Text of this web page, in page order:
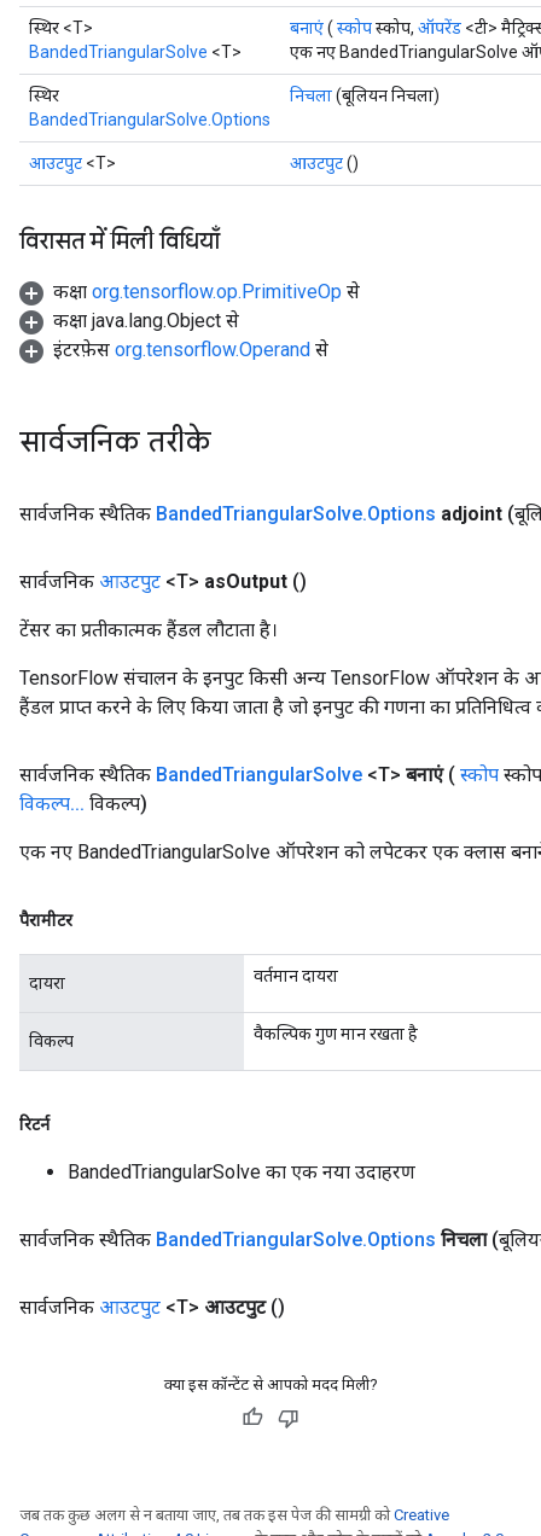
स्थिर <T>
BandedTriangularSolve <T>
बनाएं( स्कोपस्कोप, ऑपरेंड <टी>
एक नए BandedTriangularSolve
स्थिर
BandedTriangularSolve.Options
निचला(बूलियन निचला)
आउटपुट <T> आउटपुट()
विरासत में मिली विधियाँ
कक्षा org.tensorflow.op.PrimitiveOp से
कक्षा java.lang.Object से
इंटरफ़ेस org.tensorflow.Operand से
सार्वजनिक तरीके
सार्वजनिक स्थैतिक BandedTriangularSolve.Options adjoint
सार्वजनिक आउटपुट <T> asOutput ()
टेंसर का प्रतीकात्मक हैंडल लौटाता है।
TensorFlow संचालन के इनपुट किसी अन्य TensorFlow ऑपरेशन के
हैंडल प्राप्त करने के लिए किया जाता है जो इनपुट की गणना का प्रतिनिधित्व
सार्वजनिक स्थैतिक BandedTriangularSolve <T> बनाएं ( स्कोप स्कोप
विकल्प... विकल्प)
एक नए BandedTriangularSolve ऑपरेशन को लपेटकर एक क्लास बनाने
पैरामीटर
दायरा वर्तमान दायरा
विकल्प वैकल्पिक गुण मान रखता है
रिटर्न
BandedTriangularSolve का एक नया उदाहरण
सार्वजनिक स्थैतिक BandedTriangularSolve.Options निचला
सार्वजनिक आउटपुट <T> आउटपुट ()
क्या इस कॉन्टेंट से आपको मदद मिली?
जब तक कुछ अलग से न बताया जाए, तब तक इस पेज की सामग्री कोCreative